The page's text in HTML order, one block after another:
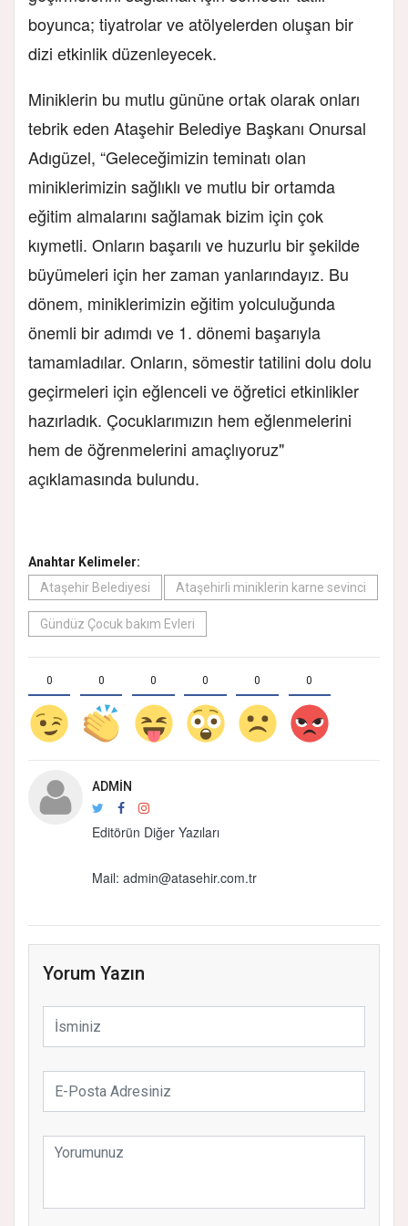
boyunca; tiyatrolar ve atölyelerden oluşan bir
dizi etkinlik düzenleyecek.
Miniklerin bu mutlu gününe ortak olarak onları
tebrik eden Ataşehir Belediye Başkanı Onursal
Adıgüzel, “Geleceğimizin teminatı olan
miniklerimizin sağlıklı ve mutlu bir ortamda
eğitim almalarını sağlamak bizim için çok
kıymetli. Onların başarılı ve huzurlu bir şekilde
büyümeleri için her zaman yanlarındayız. Bu
dönem, miniklerimizin eğitim yolculuğunda
önemli bir adımdı ve 1. dönemi başarıyla
tamamladılar. Onların, sömestir tatilini dolu dolu
geçirmeleri için eğlenceli ve öğretici etkinlikler
hazırladık. Çocuklarımızın hem eğlenmelerini
hem de öğrenmelerini amaçlıyoruz"
açıklamasında bulundu.
Anahtar Kelimeler:
Ataşehir Belediyesi
Ataşehirli miniklerin karne sevinci
Gündüz Çocuk bakım Evleri
0 0 0 0 0 0
ADMIN
Editörün Diğer Yazıları
Mail: admin@atasehir.com.tr
Yorum Yazın